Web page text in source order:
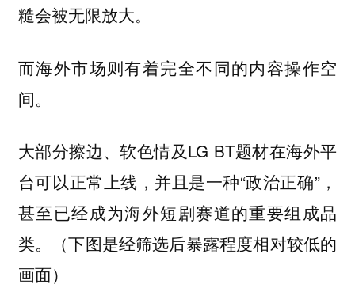
糙会被无限放大。
而海外市场则有着完全不同的内容操作空
间。
大部分擦边、软色情及LG BT题材在海外平
台可以正常上线，并且是一种“政治正确”，
甚至已经成为海外短剧赛道的重要组成品
类。（下图是经筛选后暴露程度相对较低的
画面）